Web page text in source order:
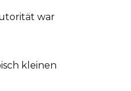
war
kleinen